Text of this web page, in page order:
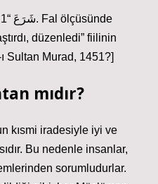
düzenledi” fiilinin
Sultan Murad, 1451?]
mıdır?
kısmi iradesiyle iyi ve
Bu nedenle insanlar,
sorumludurlar.